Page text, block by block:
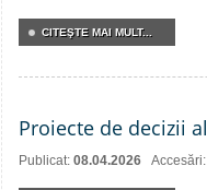
CITEŞTE MAI MULT...
Proiecte de decizii
Publicat: 08.04.2026